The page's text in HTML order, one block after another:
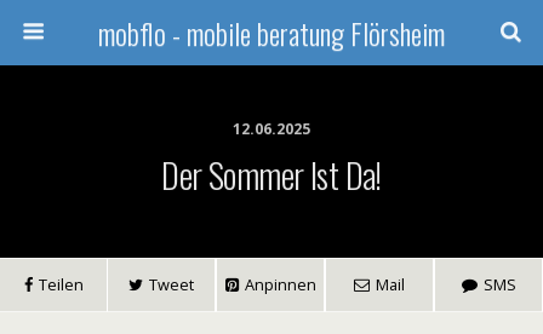
mobflo - mobile beratung Flörsheim
12.06.2025
Der Sommer Ist Da!
Teilen Tweet Anpinnen Mail SMS